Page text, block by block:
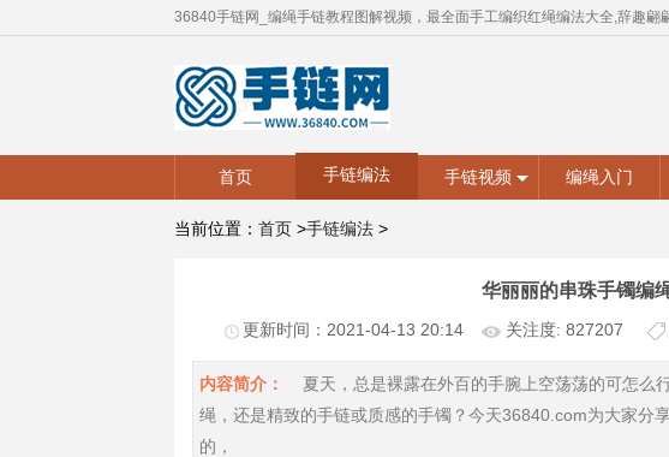
36840手链网_编绳手链教程图解视频，最全面手工编织红绳编法大全,辞趣翩
首页
手链编法 手链视频 编绳入门
当前位置： 首页 >手链编法 >
华丽丽的串珠手镯编
更新时间：2021-04-13 20:14 关注度: 827207
内容简介：
夏天，总是裸露在外百的手腕上空荡荡的可怎么
绳，还是精致的手链或质感的手镯？今天36840.com为大家分
的，